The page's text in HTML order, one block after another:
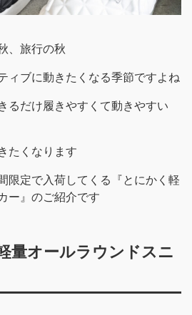
、旅行の秋
ィブに動きたくなる季節ですよね
るだけ履きやすくて動きやすい
たくなります
限定で入荷してくる『とにかく軽
ー』のご紹介です
量オールラウンドスニ